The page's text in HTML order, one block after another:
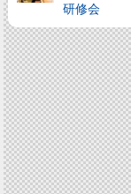
研修会